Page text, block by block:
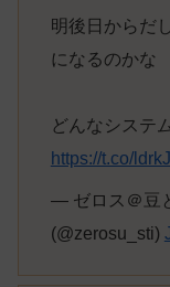
明後日からだ
になるのかな
どんなシステ
https://t.co/
— ゼロス＠豆
(@zerosu_sti)